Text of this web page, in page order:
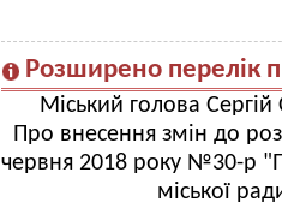
Розширено перелік
Міський голова
Про внесення змін до
червня 2018 року №30-р
міської